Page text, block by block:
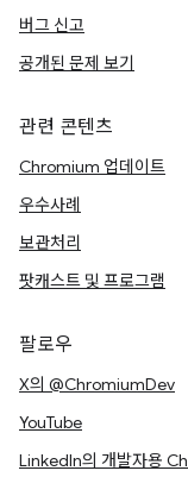
버그 신고
공개된 문제 보기
관련 콘텐츠
Chromium 업데이트
우수사례
보관처리
팟캐스트 및 프로그램
팔로우
X의 @ChromiumDev
YouTube
LinkedIn의 개발자용